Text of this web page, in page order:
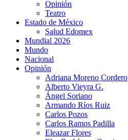
Opinión
Teatro
Estado de México
Salud Edomex
Mundial 2026
Mundo
Nacional
Opinión
Adriana Moreno Cordero
Alberto Vieyra G.
Ángel Soriano
Armando Ríos Ruiz
Carlos Pozos
Carlos Ramos Padilla
Eleazar Flores